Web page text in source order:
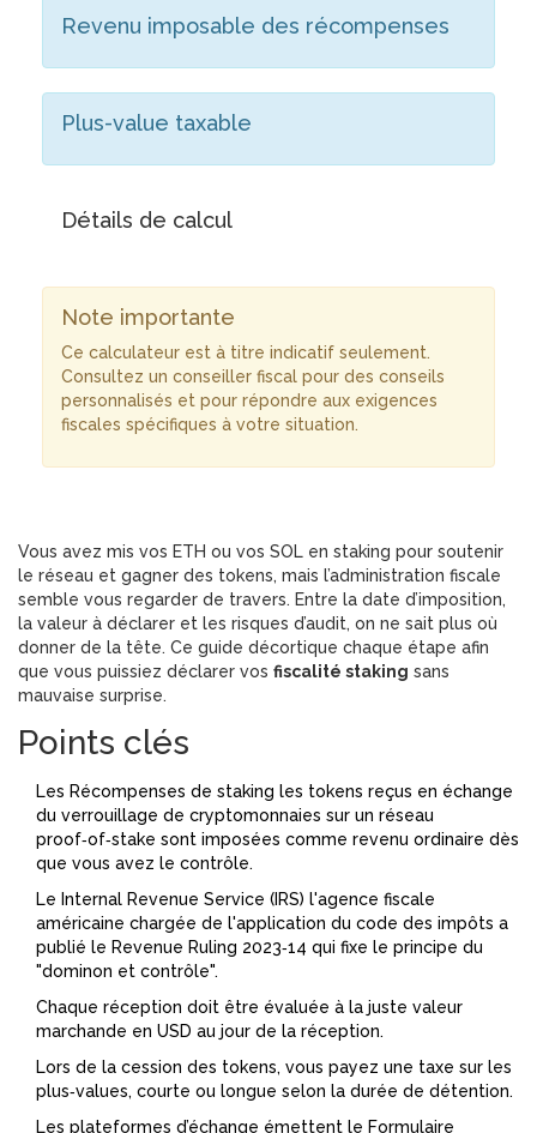
Revenu imposable des récompenses
Plus-value taxable
Détails de calcul
Note importante
Ce calculateur est à titre indicatif seulement.
Consultez un conseiller fiscal pour des conseils
personnalisés et pour répondre aux exigences
fiscales spécifiques à votre situation.
Vous avez mis vos ETH ou vos SOL en staking pour soutenir
le réseau et gagner des tokens, mais l’administration fiscale
semble vous regarder de travers. Entre la date d’imposition,
la valeur à déclarer et les risques d’audit, on ne sait plus où
donner de la tête. Ce guide décortique chaque étape afin
que vous puissiez déclarer vos fiscalité staking sans
mauvaise surprise.
Points clés
Les Récompenses de staking les tokens reçus en échange
du verrouillage de cryptomonnaies sur un réseau
proof‑of‑stake sont imposées comme revenu ordinaire dès
que vous avez le contrôle.
Le Internal Revenue Service (IRS) l'agence fiscale
américaine chargée de l'application du code des impôts a
publié le Revenue Ruling 2023‑14 qui fixe le principe du
"dominon et contrôle".
Chaque réception doit être évaluée à la juste valeur
marchande en USD au jour de la réception.
Lors de la cession des tokens, vous payez une taxe sur les
plus‑values, courte ou longue selon la durée de détention.
Les plateformes d’échange émettent le Formulaire